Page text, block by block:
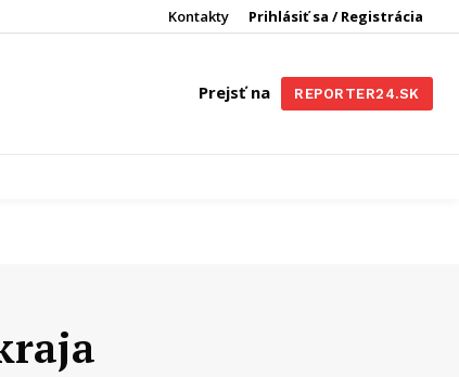
Prihlásiť sa / Registrácia
Kontakty
Prejsť na REPORTER24.SK